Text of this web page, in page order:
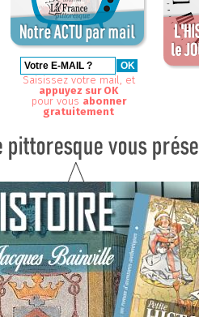
Saisissez votre mail, et
appuyez sur OK
pour vous abonner
gratuitement